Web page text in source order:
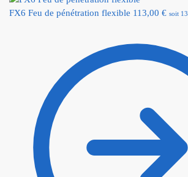
FX6 Feu de pénétration flexible 113,00 € soit